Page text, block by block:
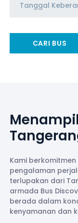
CARI BUS
Kami
pengalaman
terlupakan dari
armada Bus
berada dalam
kenyamanan dan